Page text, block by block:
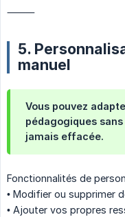
⸻
5.
manuel
Vous pouvez
pédagogiques
jamais effacée.
Fonctionnalités de
• Modifier ou supprimer
• Ajouter vos propres